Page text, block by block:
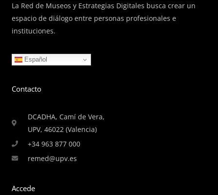
La Red de Museos y Estrategias Digitales busca crear un
espacio de diálogo entre personas profesionales e
instituciones.
Español
Contacto
DCADHA, Camí de Vera,
UPV, 46022 (Valencia)
+34 963 877 000
remed@upv.es
Accede